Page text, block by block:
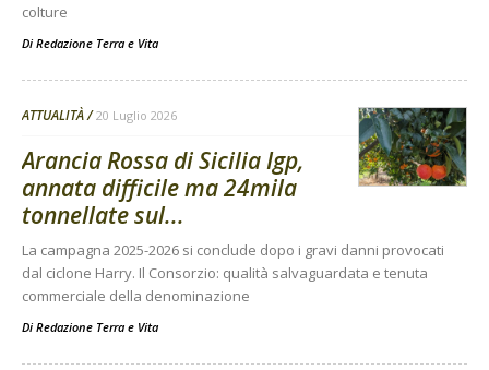
colture
Di Redazione Terra e Vita
ATTUALITÀ 20 Luglio 2026
Arancia Rossa di Sicilia Igp,
annata difficile ma 24mila
tonnellate sul...
La campagna 2025-2026 si conclude dopo i gravi danni provocati
dal ciclone Harry. Il Consorzio: qualità salvaguardata e tenuta
commerciale della denominazione
Di Redazione Terra e Vita